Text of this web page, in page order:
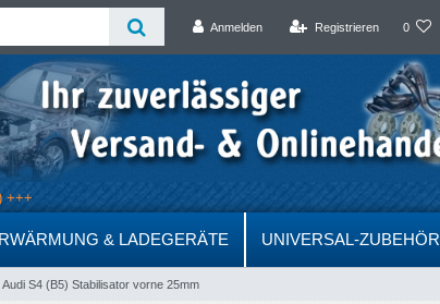
Anmelden Registrieren 0
+++
& LADEGERÄTE UNIVERSAL-ZUBEHÖR
S4 (B5) Stabilisator vorne 25mm